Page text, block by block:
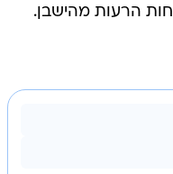
הרעות מהישבן.